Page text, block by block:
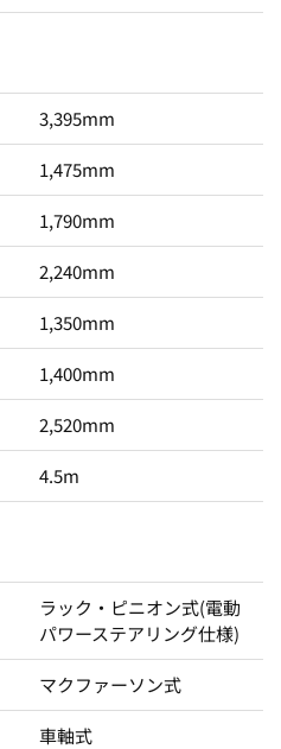
3,395mm
1,475mm
1,790mm
2,240mm
1,350mm
1,400mm
2,520mm
4.5m
ラック・ピニオン式(電動
パワーステアリング仕様)
マクファーソン式
車軸式